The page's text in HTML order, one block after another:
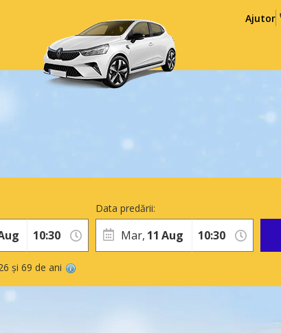
Ajutor
Română
Русский
Data predării:
Mar, 11 Aug
și 69 de ani